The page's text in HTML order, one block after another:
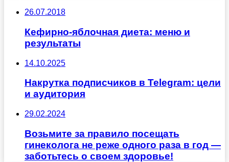
26.07.2018
Кефирно-яблочная диета: меню и
результаты
14.10.2025
Накрутка подписчиков в Telegram: цели
и аудитория
29.02.2024
Возьмите за правило посещать
гинеколога не реже одного раза в год —
заботьтесь о своем здоровье!